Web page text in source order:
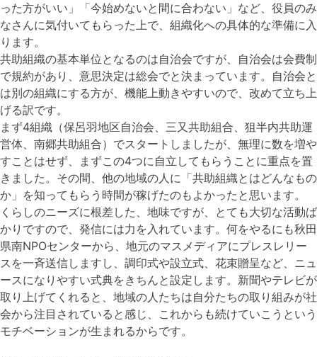
った方がいい」「今始めないと間に合わない」など、役員のみ
なさんに気付いてもらった上で、組織化への具体的な準備に入
ります。
共助組織の基本単位となるのは自治会ですが、自治会は会費制
で規約があり、意思決定は総会でと決まっています。自治会と
は別の組織にする方が、機能上動きやすいので、改めて立ち上
げる訳です。
まず4組織（保呂羽地区自治会、三又共助組合、狙半内共助運
営体、南郷共助組合）でスタートしましたが、無理に数を増や
すことはせず、まずこの4つに自立してもらうことに重点を置
きました。その間、他の地域の人に「共助組織とはどんなもの
か」を知ってもらう時間が稼げたのもよかったと思います。
くらしのニーズに根差した、地味ですが、とても大切な活動ば
かりですので、発信には力を入れています。何をやるにも秋田
県南NPOセンターから、地元のマスメディアにプレスレリー
スを一斉送信しますし、調印式や設立式、花束贈呈など、ニュ
ースになりやすい式典をきちんと設定します。新聞やテレビが
取り上げてくれると、地域の人たちは自分たちの取り組みが社
会から注目されていると感じ、これからも続けていこうという
モチベーションが生まれるからです。